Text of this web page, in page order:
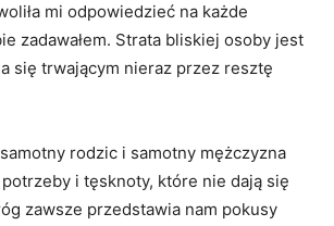
mi odpowiedzieć na każde
zadawałem. Strata bliskiej osoby jest
się trwającym nieraz przez resztę
rodzic i samotny mężczyzna
i tęsknoty, które nie dają się
zawsze przedstawia nam pokusy